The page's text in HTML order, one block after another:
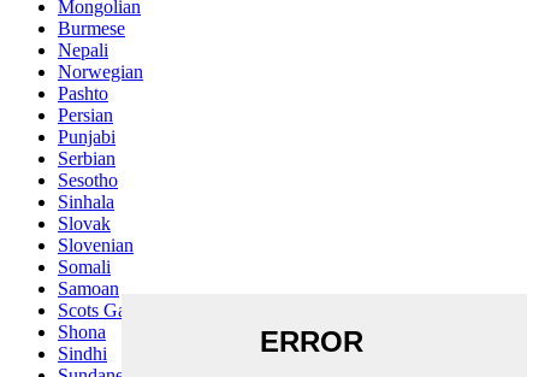
Mongolian
Burmese
Nepali
Norwegian
Pashto
Persian
Punjabi
Serbian
Sesotho
Sinhala
Slovak
Slovenian
Somali
Samoan
Scots Gaelic
Shona
Sindhi